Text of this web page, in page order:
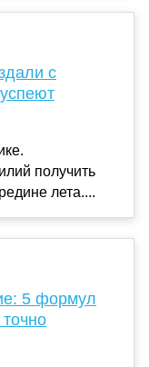
с
получить
лета....
5 формул